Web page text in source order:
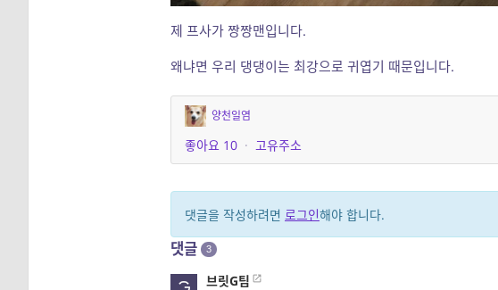
제 프사가 짱짱맨입니다.
왜냐면 우리 댕댕이는 최강으로 귀엽기 때문입니다.
양천일염
좋아요 10 · 고유주소
댓글을 작성하려면 로그인해야 합니다.
댓글 3
브릿G팀